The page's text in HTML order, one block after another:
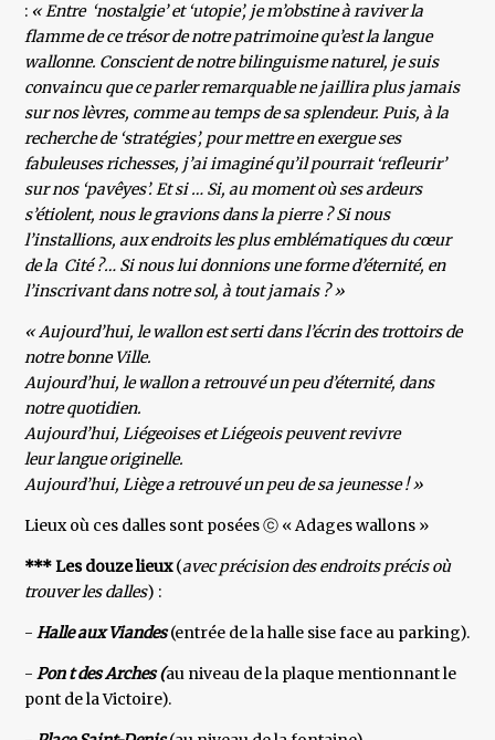
: « Entre ‘nostalgie’ et ‘utopie’, je m’obstine à raviver la
flamme de ce trésor de notre patrimoine qu’est la langue
wallonne. Conscient de notre bilinguisme naturel, je suis
convaincu que ce parler remarquable ne jaillira plus jamais
sur nos lèvres, comme au temps de sa splendeur. Puis, à la
recherche de ‘stratégies’, pour mettre en exergue ses
fabuleuses richesses, j’ai imaginé qu’il pourrait ‘refleurir’
sur nos ‘pavêyes’. Et si … Si, au moment où ses ardeurs
s’étiolent, nous le gravions dans la pierre ? Si nous
l’installions, aux endroits les plus emblématiques du cœur
de la Cité ?… Si nous lui donnions une forme d’éternité, en
l’inscrivant dans notre sol, à tout jamais ? »
« Aujourd’hui, le wallon est serti dans l’écrin des trottoirs de
notre bonne Ville.
Aujourd’hui, le wallon a retrouvé un peu d’éternité, dans
notre quotidien.
Aujourd’hui, Liégeoises et Liégeois peuvent revivre
leur langue originelle.
Aujourd’hui, Liège a retrouvé un peu de sa jeunesse ! »
Lieux où ces dalles sont posées ⓒ « Adages wallons »
*** Les douze lieux(avec précision des endroits précis où
trouver les dalles) :
-Halle aux Viandes(entrée de la halle sise face au parking).
- Pont des Arches (au niveau de la plaque mentionnant le
pont de la Victoire).